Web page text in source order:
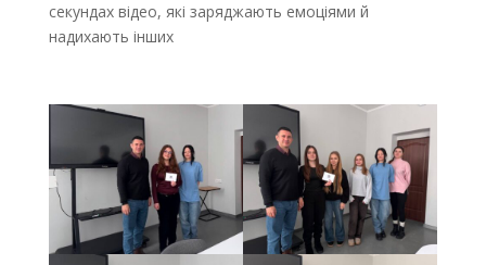
секундах відео, які заряджають емоціями й
надихають інших